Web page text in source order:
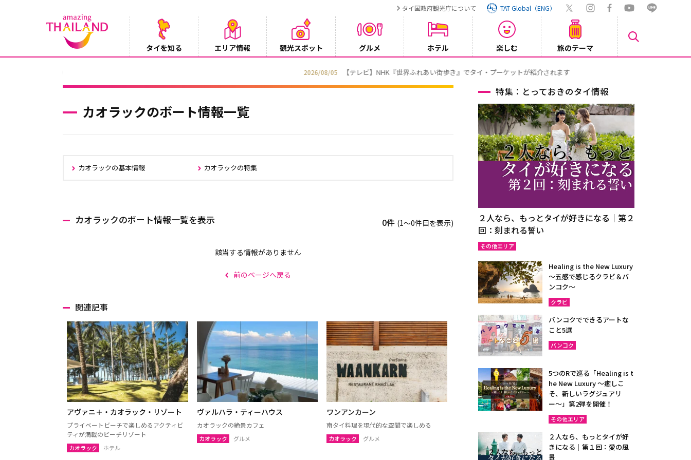
タイ国政府観光庁について TAT Global（ENG）
タイを知る エリア情報 観光スポット グルメ ホテル 楽しむ 旅のテーマ
【テレビ】NHK『世界ふれあい街歩き』でタイ・プーケットが紹介されます
カオラックのボート情報一覧
カオラックの基本情報 カオラックの特集
カオラックのボート情報一覧を表示 0件 (1〜0件目を表示)
該当する情報がありません
前のページへ戻る
関連記事
アヴァニ＋・カオラック・リゾート
プライベートビーチで楽しめるアクティビ
ティが満載のビーチリゾート
カオラック ホテル
ヴァルハラ・ティーハウス
カオラックの絶景カフェ
カオラック グルメ
ワンアンカーン
南タイ料理を現代的な空間で楽しめる
カオラック グルメ
特集：とっておきのタイ情報
２人なら、もっとタイが好きになる｜第２
回：刻まれる誓い
その他エリア
Healing is the New Luxury
～五感で感じるクラビ＆バ
ンコク～
クラビ
バンコクでできるアートな
こと5選
バンコク
5つのRで巡る「Healing is t
he New Luxury ～癒しこ
そ、新しいラグジュアリ
ー〜」第2弾を開催！
その他エリア
２人なら、もっとタイが好
きになる｜第１回：愛の風
景